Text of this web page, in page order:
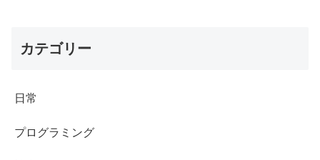
カテゴリー
日常
プログラミング